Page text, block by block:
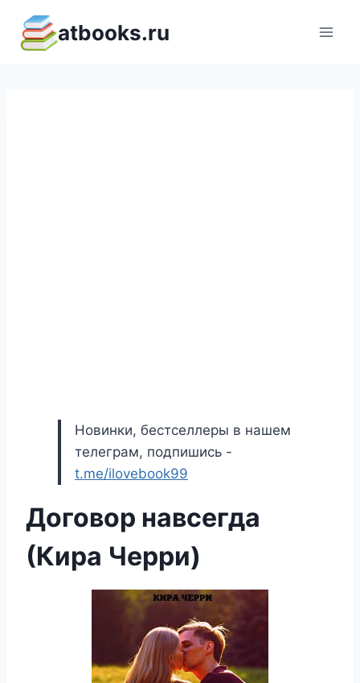
содержимому
atbooks.ru
Новинки, бестселлеры в нашем
телеграм, подпишись -
t.me/ilovebook99
Договор навсегда
(Кира Черри)